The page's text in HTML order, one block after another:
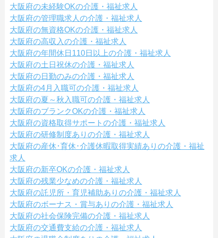
大阪府の未経験OKの介護・福祉求人
大阪府の管理職求人の介護・福祉求人
大阪府の無資格OKの介護・福祉求人
大阪府の高収入の介護・福祉求人
大阪府の年間休日110日以上の介護・福祉求人
大阪府の土日祝休の介護・福祉求人
大阪府の日勤のみの介護・福祉求人
大阪府の4月入職可の介護・福祉求人
大阪府の夏～秋入職可の介護・福祉求人
大阪府のブランクOKの介護・福祉求人
大阪府の資格取得サポートの介護・福祉求人
大阪府の研修制度ありの介護・福祉求人
大阪府の産休･育休･介護休暇取得実績ありの介護・福祉
求人
大阪府の新卒OKの介護・福祉求人
大阪府の残業少なめの介護・福祉求人
大阪府の託児所・育児補助ありの介護・福祉求人
大阪府のボーナス・賞与ありの介護・福祉求人
大阪府の社会保険完備の介護・福祉求人
大阪府の交通費支給の介護・福祉求人